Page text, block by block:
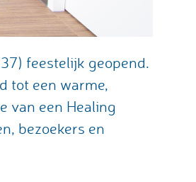
feestelijk geopend.
tot een warme,
van een Healing
bezoekers en